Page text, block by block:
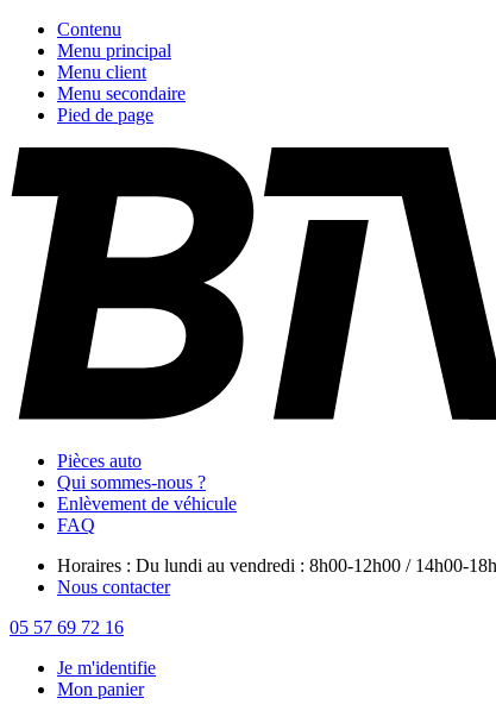
Contenu
Menu principal
Menu client
Menu secondaire
Pied de page
Pièces auto
Qui sommes-nous ?
Enlèvement de véhicule
FAQ
Horaires : Du lundi au vendredi : 8h00-12h00 / 14h00-
Nous contacter
05 57 69 72 16
Je m'identifie
Mon panier